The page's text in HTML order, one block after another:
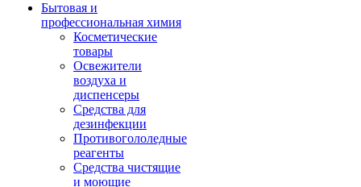
Бытовая и
профессиональная химия
Косметические
товары
Освежители
воздуха и
диспенсеры
Средства для
дезинфекции
Противогололедные
реагенты
Средства чистящие
и моющие